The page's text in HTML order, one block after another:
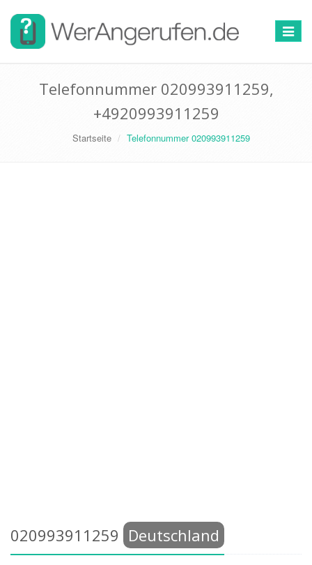
Toggle
Telefonnummer 020993911259,
+4920993911259
Startseite Telefonnummer 020993911259
020993911259 Deutschland